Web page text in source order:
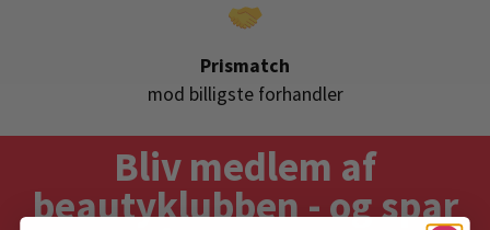
Prismatch
mod billigste forhandler
Bliv medlem af
beautyklubben - og spar